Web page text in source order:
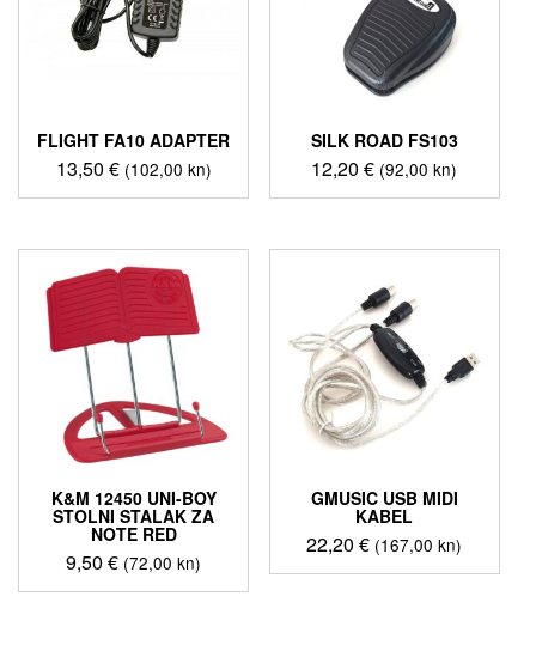
FLIGHT FA10 ADAPTER
13,50 € (102,00 kn)
SILK ROAD FS103
12,20€ (92,00 kn)
K&M 12450 UNI-BOY
STOLNI STALAK ZA
NOTE RED
9,50€ (72,00 kn)
GMUSIC USB MIDI
KABEL
22,20€ (167,00 kn)